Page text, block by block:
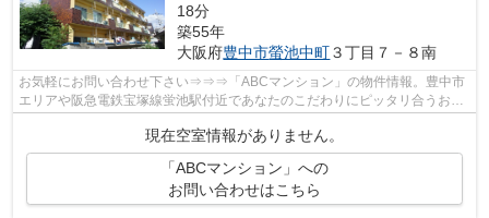
18分
築55年
大阪府豊中市螢池中町３丁目７－８南
お気軽にお問い合わせ下さい⇒⇒⇒「ABCマンション」の物件情報。豊中市
エリアや阪急電鉄宝塚線蛍池駅付近であなたのこだわりにピッタリ合うお部
屋を探しませんか。弊社が全力でサポート...
現在空室情報がありません。
「ABCマンション」への
お問い合わせはこちら